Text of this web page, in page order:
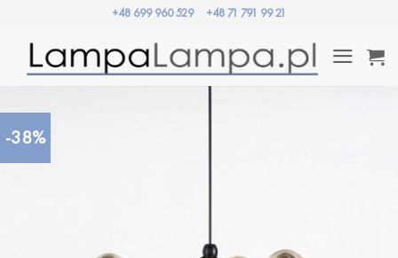
zawartości
+48 699 960 529 +48 71 791 99 21
-38%